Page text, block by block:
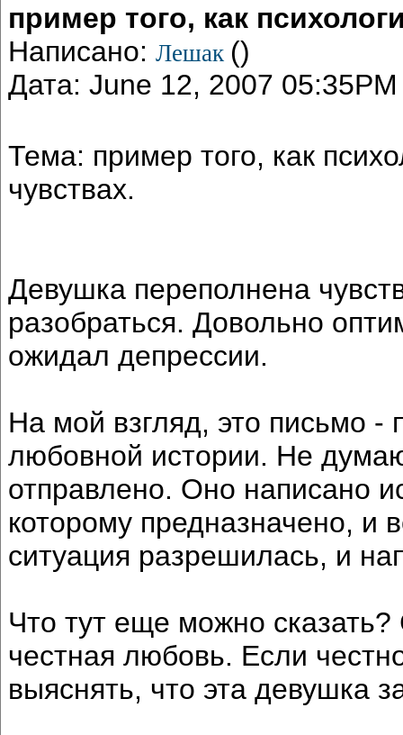
пример того, как
Написано: Лешак ()
Дата: June 12, 2007 05:35PM
Тема: пример того, как
чувствах.
Девушка переполнена
разобраться. Довольно
ожидал депрессии.
На мой взгляд, это письмо -
любовной истории. Не
отправлено. Оно написано
которому предназначено, и
ситуация разрешилась, и
Что тут еще можно
честная любовь. Если
выяснять, что эта девушка